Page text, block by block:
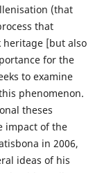
(that
that
heritage [but also
for the
to examine
phenomenon.
theses
impact of the
in 2006,
ideas of his